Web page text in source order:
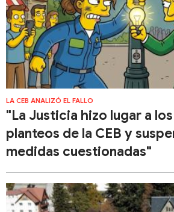
LA CEB ANALIZÓ EL FALLO
"La Justicia hizo lugar a
planteos de la CEB y
medidas cuestionadas"